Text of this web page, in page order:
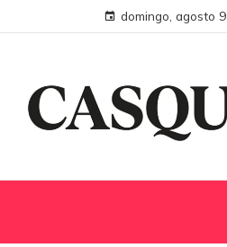
domingo, agosto 9